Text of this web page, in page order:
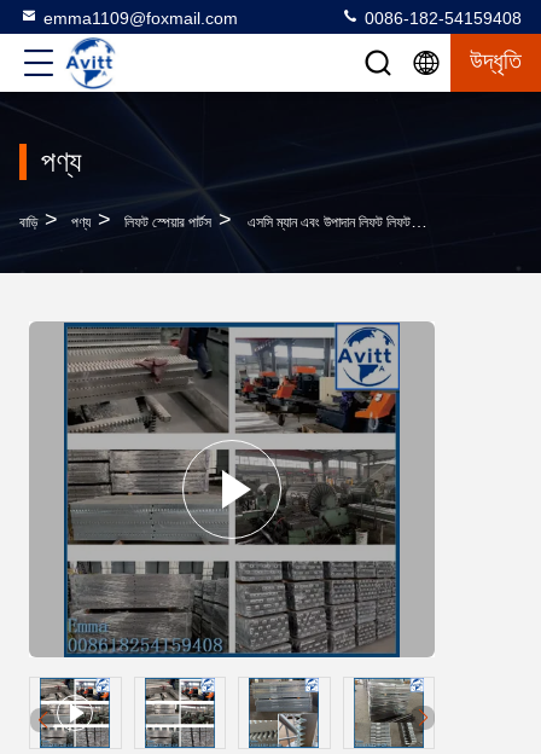
emma1109@foxmail.com 0086-182-54159408
উদ্ধৃতি
পণ্য
বাড়ি > পণ্য > লিফট স্পেয়ার পার্টস > এসসি ম্যান এবং উপাদান লিফট লিফট জন্য মাস্ট সেকশন র্যাক